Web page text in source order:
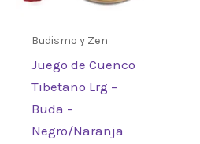
Budismo y Zen
Juego de Cuenco
Tibetano Lrg –
Buda –
Negro/Naranja